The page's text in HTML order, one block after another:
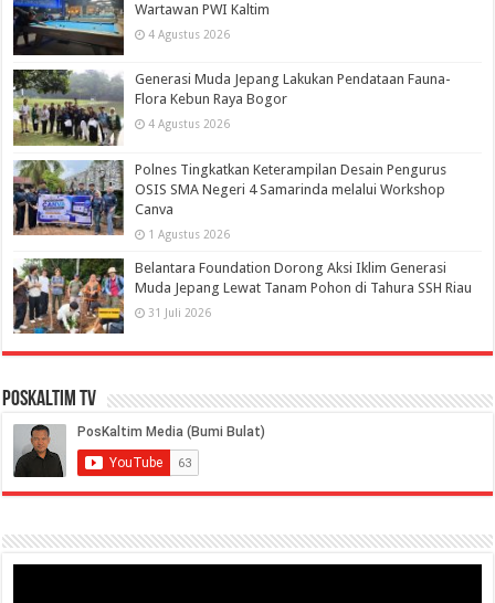
Wartawan PWI Kaltim
4 Agustus 2026
Generasi Muda Jepang Lakukan Pendataan Fauna-
Flora Kebun Raya Bogor
4 Agustus 2026
Polnes Tingkatkan Keterampilan Desain Pengurus
OSIS SMA Negeri 4 Samarinda melalui Workshop
Canva
1 Agustus 2026
Belantara Foundation Dorong Aksi Iklim Generasi
Muda Jepang Lewat Tanam Pohon di Tahura SSH Riau
31 Juli 2026
PosKaltim TV